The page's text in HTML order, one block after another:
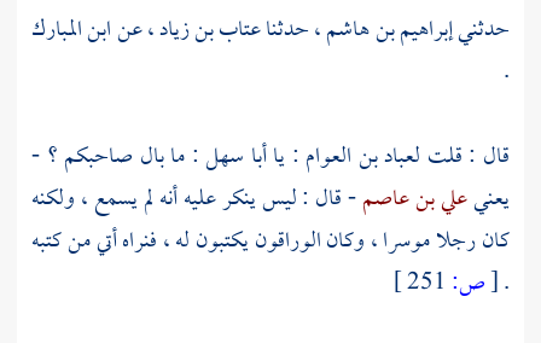
حدثنيإبراهيم بن هاشم، حدثناعتاب بن زياد، عنابن المبارك
.
قال : قلت لعباد بن العوام : ياأبا سهل: ما بال صاحبكم ؟ -
يعنيعلي بن عاصم- قال : ليس ينكر عليه أنه لم يسمع ، ولكنه
كان رجلا موسرا ، وكان الوراقون يكتبون له ، فنراه أتي من كتبه
.
[ص: